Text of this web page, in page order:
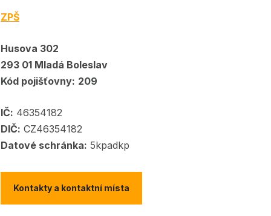
ZPŠ
Husova 302
293 01 Mladá Boleslav
Kód pojišťovny: 209
IČ: 46354182
DIČ: CZ46354182
Datové schránka: 5kpadkp
Kontakty a kontaktní místa